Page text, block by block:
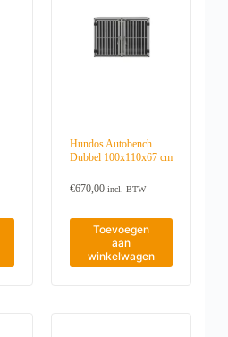
Hundos Autobench
Dubbel 100x110x67 cm
€670,00 incl. BTW
Toevoegen
aan
winkelwagen